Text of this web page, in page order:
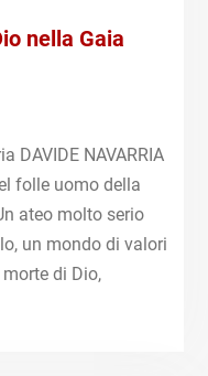
nella Gaia
DAVIDE NAVARRIA
folle uomo della
ateo molto serio
un mondo di valori
di Dio,